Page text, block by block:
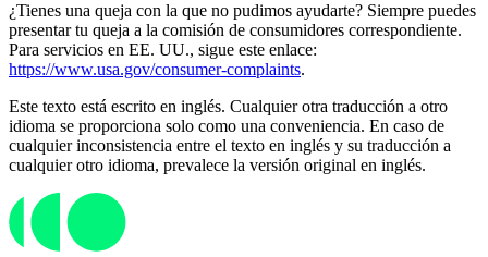
¿Tienes una queja con la que no pudimos ayudarte? Siempre puedes
presentar tu queja a la comisión de consumidores correspondiente.
Para servicios en EE. UU., sigue este enlace:
https://www.usa.gov/consumer-complaints.
Este texto está escrito en inglés. Cualquier otra traducción a otro
idioma se proporciona solo como una conveniencia. En caso de
cualquier inconsistencia entre el texto en inglés y su traducción a
cualquier otro idioma, prevalece la versión original en inglés.